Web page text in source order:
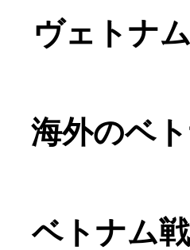
ヴェトナ
海外のベ
ベトナム